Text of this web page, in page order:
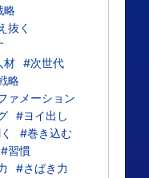
略
抜く
材 #次世代
略
ァメーション
#ヨイ出し
#巻き込む
#習慣
#さばき力